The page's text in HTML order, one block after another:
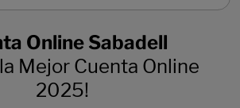
Online Sabadell
Mejor Cuenta Online
2025!